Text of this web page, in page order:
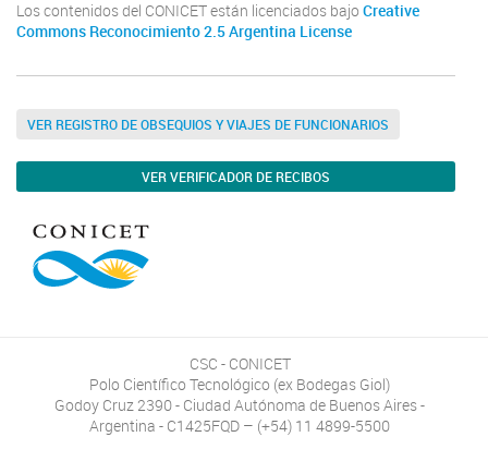
Los contenidos del CONICET están licenciados bajo Creative
Commons Reconocimiento 2.5 Argentina License
VER REGISTRO DE OBSEQUIOS Y VIAJES DE FUNCIONARIOS
VER VERIFICADOR DE RECIBOS
CSC - CONICET
Polo Científico Tecnológico (ex Bodegas Giol)
Godoy Cruz 2390 - Ciudad Autónoma de Buenos Aires -
Argentina - C1425FQD – (+54) 11 4899-5500